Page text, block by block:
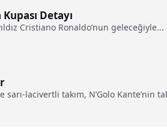
Detayı
Cristiano Ronaldo’nun geleceğiyle...
lacivertli takım, N’Golo Kante’nin